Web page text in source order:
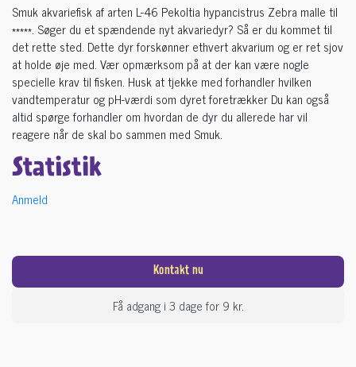
Smuk akvariefisk af arten L-46 Pekoltia hypancistrus Zebra malle til
*****. Søger du et spændende nyt akvariedyr? Så er du kommet til
det rette sted. Dette dyr forskønner ethvert akvarium og er ret sjov
at holde øje med. Vær opmærksom på at der kan være nogle
specielle krav til fisken. Husk at tjekke med forhandler hvilken
vandtemperatur og pH-værdi som dyret foretrækker Du kan også
altid spørge forhandler om hvordan de dyr du allerede har vil
reagere når de skal bo sammen med Smuk.
Statistik
Anmeld
Kontakt nu
Få adgang i 3 dage for 9 kr.